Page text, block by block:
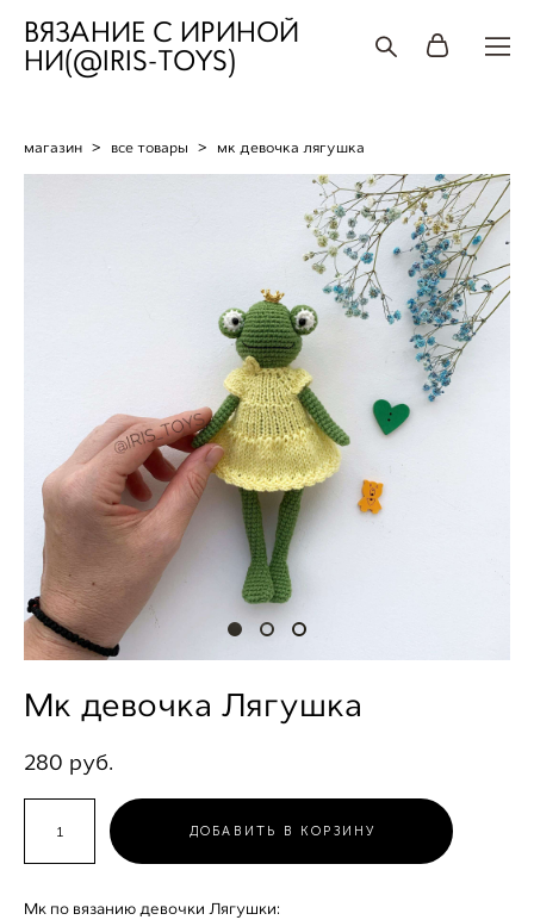
ВЯЗАНИЕ С ИРИНОЙ
НИ(@IRIS-TOYS)
магазин > все товары > мк девочка лягушка
Мк девочка Лягушка
280 pуб.
ДОБАВИТЬ В КОРЗИНУ
Мк по вязанию девочки Лягушки: